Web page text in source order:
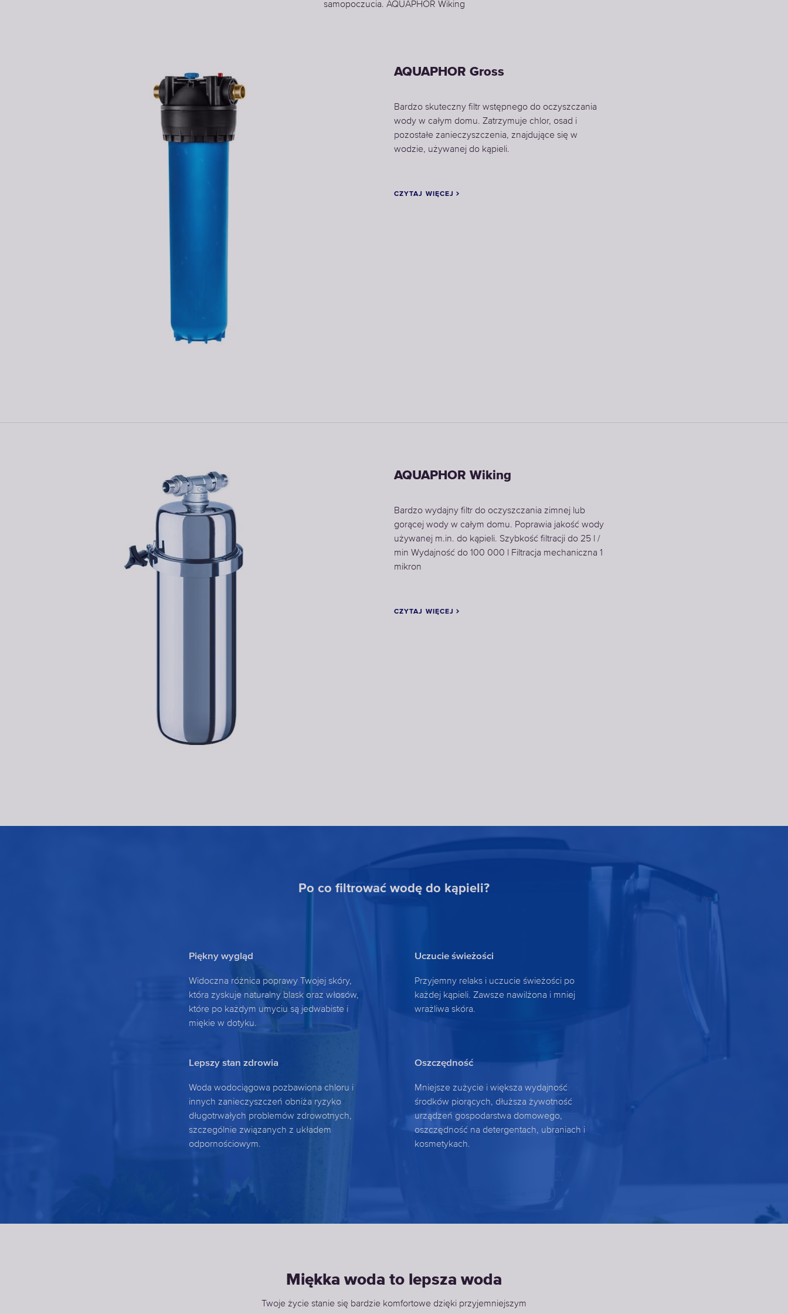
samopoczucia. AQUAPHOR Wiking
AQUAPHOR Gross
Bardzo skuteczny filtr wstępnego do oczyszczania
wody w całym domu. Zatrzymuje chlor, osad i
pozostałe zanieczyszczenia, znajdujące się w
wodzie, używanej do kąpieli.
CZYTAJ WIĘCEJ
AQUAPHOR Wiking
Bardzo wydajny filtr do oczyszczania zimnej lub
gorącej wody w całym domu. Poprawia jakość wody
używanej m.in. do kąpieli. Szybkość filtracji do 25 l /
min Wydajność do 100 000 l Filtracja mechaniczna 1
mikron
CZYTAJ WIĘCEJ
Po co filtrować wodę do kąpieli?
Piękny wygląd
Widoczna różnica poprawy Twojej skóry,
która zyskuje naturalny blask oraz włosów,
które po każdym umyciu są jedwabiste i
miękie w dotyku.
Uczucie świeżości
Przyjemny relaks i uczucie świeżości po
każdej kąpieli. Zawsze nawilżona i mniej
wrażliwa skóra.
Lepszy stan zdrowia
Woda wodociągowa pozbawiona chloru i
innych zanieczyszczeń obniża ryzyko
długotrwałych problemów zdrowotnych,
szczególnie związanych z układem
odpornościowym.
Oszczędność
Mniejsze zużycie i większa wydajność
środków piorących, dłuższa żywotność
urządzeń gospodarstwa domowego,
oszczędność na detergentach, ubraniach i
kosmetykach.
Miękka woda to lepsza woda
Twoje życie stanie się bardzie komfortowe dzięki przyjemniejszym